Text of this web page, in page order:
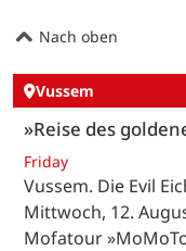
Nach oben
Vussem
»Reise des
Friday
Vussem. Die Evil
Mittwoch, 12.
Mofatour